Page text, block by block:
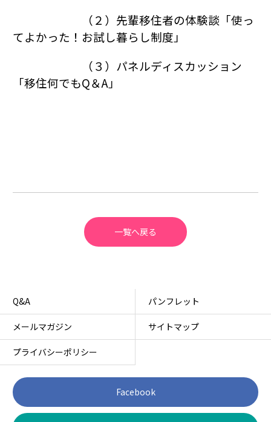
（２）先輩移住者の体験談「使っ
てよかった！お試し暮らし制度」
（３）パネルディスカッション
「移住何でもQ＆A」
一覧へ戻る
Q&A パンフレット
メールマガジン サイトマップ
プライバシーポリシー
Facebook